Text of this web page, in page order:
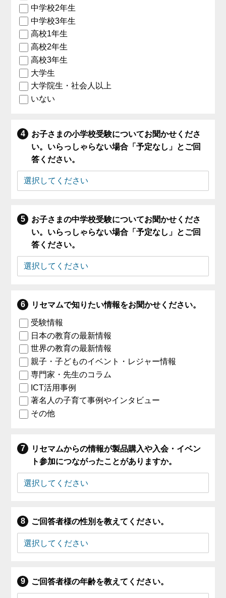
中学校2年生
中学校3年生
高校1年生
高校2年生
高校3年生
大学生
大学院生・社会人以上
いない
お子さまの小学校受験についてお聞かせくださ
い。いらっしゃらない場合「予定なし」とご回
答ください。
お子さまの中学校受験についてお聞かせくださ
い。いらっしゃらない場合「予定なし」とご回
答ください。
リセマムで知りたい情報をお聞かせください。
受験情報
日本の教育の最新情報
世界の教育の最新情報
親子・子どものイベント・レジャー情報
専門家・先生のコラム
ICT活用事例
著名人の子育て事例やインタビュー
その他
リセマムからの情報が製品購入や入会・イベン
ト参加につながったことがありますか。
ご回答者様の性別を教えてください。
ご回答者様の年齢を教えてください。